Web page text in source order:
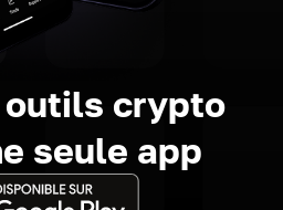
outils crypto
seule app